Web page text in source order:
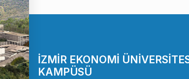
İZMİR EKONOMİ
KAMPÜSÜ